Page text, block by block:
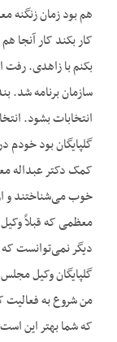
هم بود زمان زنگنه
کار بکند کار آنجا
بکنم با زاهدی. رفت
سازمان برنامه شد.
انتخابات بشود.
گلپایگان بود خودم
کمک دکتر عبداله
خوب می‌شناختند و
معظمی که قبلاً
دیگر نمی‌توانست
گلپایگان وکیل
من شروع به فعالیت
که شما بهتر این